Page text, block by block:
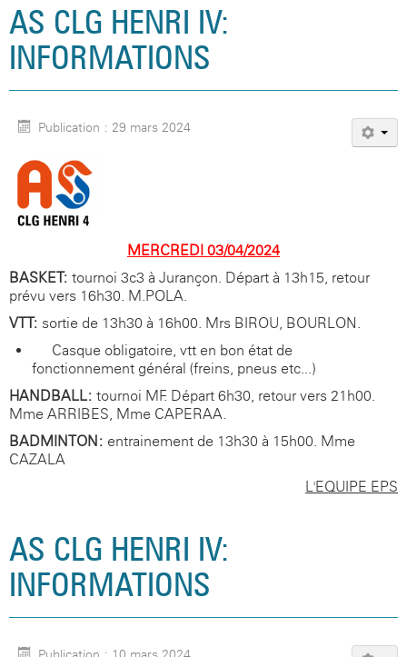
AS CLG HENRI IV:
INFORMATIONS
Publication : 29 mars 2024
MERCREDI 03/04/2024
BASKET: tournoi 3c3 à Jurançon. Départ à 13h15, retour
prévu vers 16h30. M.POLA.
VTT: sortie de 13h30 à 16h00. Mrs BIROU, BOURLON.
Casque obligatoire, vtt en bon état de
fonctionnement général (freins, pneus etc...)
HANDBALL: tournoi MF. Départ 6h30, retour vers 21h00.
Mme ARRIBES, Mme CAPERAA.
BADMINTON: entrainement de 13h30 à 15h00. Mme
CAZALA
L'EQUIPE EPS
AS CLG HENRI IV:
INFORMATIONS
Publication : 10 mars 2024